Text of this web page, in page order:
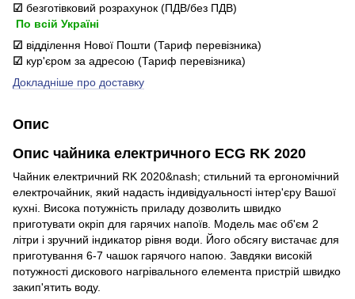
☑ безготівковий розрахунок (ПДВ/без ПДВ)
По всій Україні
☑ відділення Нової Пошти (Тариф перевізника)
☑ кур'єром за адресою (Тариф перевізника)
Докладніше про доставку
Опис
Опис чайника електричного ECG RK 2020
Чайник електричний RK 2020&nash; стильний та ергономічний
електрочайник, який надасть індивідуальності інтер'єру Вашої
кухні. Висока потужність приладу дозволить швидко
приготувати окріп для гарячих напоїв. Модель має об'єм 2
літри і зручний індикатор рівня води. Його обсягу вистачає для
приготування 6-7 чашок гарячого напою. Завдяки високій
потужності дискового нагрівального елемента пристрій швидко
закип'ятить воду.